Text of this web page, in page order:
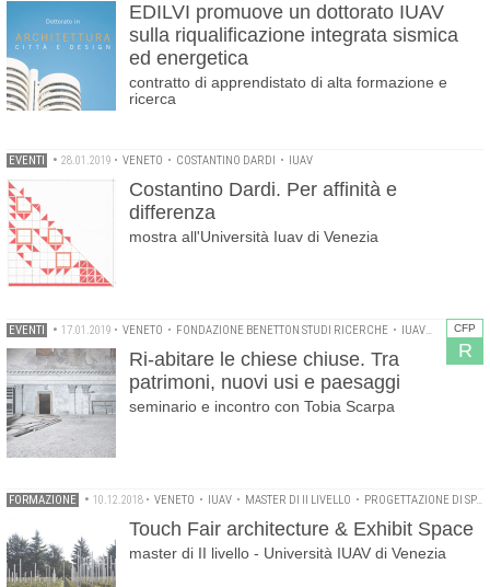
EDILVI promuove un dottorato IUAV
sulla riqualificazione integrata sismica
ed energetica
contratto di apprendistato di alta formazione e
ricerca
EVENTI • 28.01.2019 • VENETO • COSTANTINO DARDI • IUAV
Costantino Dardi. Per affinità e
differenza
mostra all'Università Iuav di Venezia
CFP
R
EVENTI • 17.01.2019 • VENETO • FONDAZIONE BENETTON STUDI RICERCHE • IUAV • TOBIA
Ri-abitare le chiese chiuse. Tra
patrimoni, nuovi usi e paesaggi
seminario e incontro con Tobia Scarpa
FORMAZIONE • 10.12.2018 • VENETO • IUAV • MASTER DI II LIVELLO • PROGETTAZIONE DI SPAZI ESPOSITIVI
Touch Fair architecture & Exhibit Space
master di II livello - Università IUAV di Venezia